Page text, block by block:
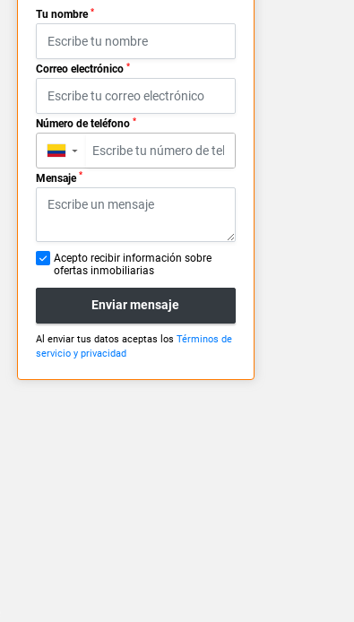
Tu nombre *
Correo electrónico *
Número de teléfono *
▼
Mensaje *
Acepto recibir información sobre
ofertas inmobiliarias
Enviar mensaje
Al enviar tus datos aceptas los Términos de
servicio y privacidad